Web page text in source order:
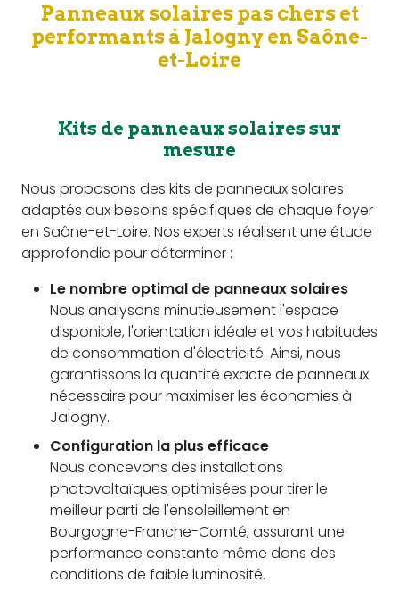
Panneaux solaires pas chers et
performants à Jalogny en Saône-
et-Loire
Kits de panneaux solaires sur
mesure
Nous proposons des kits de panneaux solaires
adaptés aux besoins spécifiques de chaque foyer
en Saône-et-Loire. Nos experts réalisent une étude
approfondie pour déterminer :
Le nombre optimal de panneaux solaires
Nous analysons minutieusement l'espace
disponible, l'orientation idéale et vos habitudes
de consommation d'électricité. Ainsi, nous
garantissons la quantité exacte de panneaux
nécessaire pour maximiser les économies à
Jalogny.
Configuration la plus efficace
Nous concevons des installations
photovoltaïques optimisées pour tirer le
meilleur parti de l'ensoleillement en
Bourgogne-Franche-Comté, assurant une
performance constante même dans des
conditions de faible luminosité.